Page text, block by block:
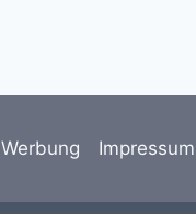
Werbung Impressum